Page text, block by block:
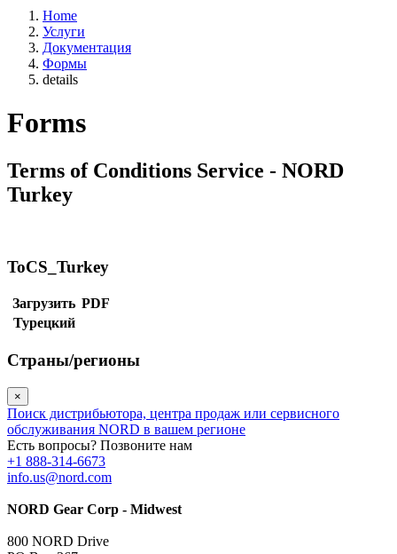
Home
Услуги
Документация
Формы
details
Forms
Terms of Conditions Service - NORD
Turkey
ToCS_Turkey
Загрузить PDF
Турецкий
Страны/регионы
×
Поиск дистрибьютора, центра продаж или сервисного
обслуживания NORD в вашем регионе
Есть вопросы? Позвоните нам
+1 888-314-6673
info.us@nord.com
NORD Gear Corp - Midwest
800 NORD Drive